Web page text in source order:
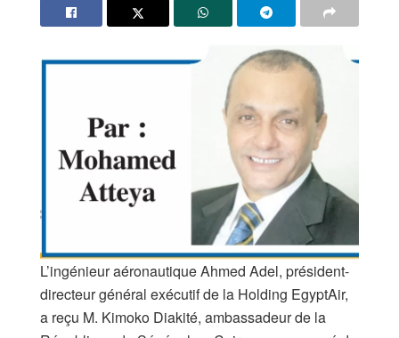
L’ingénieur aéronautique Ahmed Adel, président-
directeur général exécutif de la Holding EgyptAir,
a reçu M. Kimoko Diakité, ambassadeur de la